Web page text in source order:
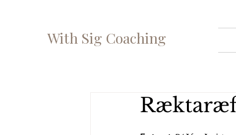
With Sig Coaching